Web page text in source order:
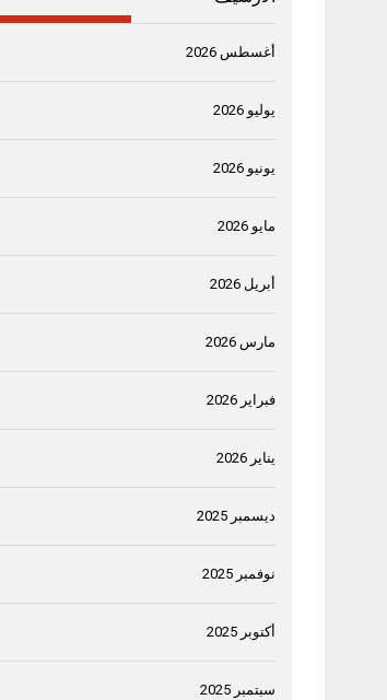
أغسطس 2026
يوليو 2026
يونيو 2026
مايو 2026
أبريل 2026
مارس 2026
فبراير 2026
يناير 2026
ديسمبر 2025
نوفمبر 2025
أكتوبر 2025
سبتمبر 2025